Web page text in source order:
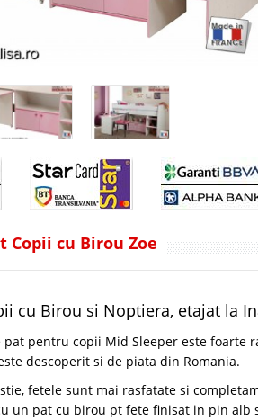
Copii cu Birou Zoe
cu Birou si Noptiera, etajat la
pat pentru copii Mid Sleeper este foarte
descoperit si de piata din Romania.
fetele sunt mai rasfatate si
un pat cu birou pt fete finisat in pin alb